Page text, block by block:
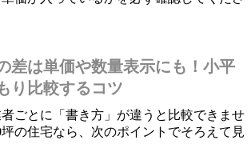
差は単価や数量表示にも！小平
り比較するコツ
ごとに「書き方」が違うと比較できませ
の住宅なら、次のポイントでそろえて見